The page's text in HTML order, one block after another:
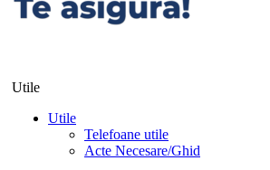
Utile
Utile
Telefoane utile
Acte Necesare/Ghid